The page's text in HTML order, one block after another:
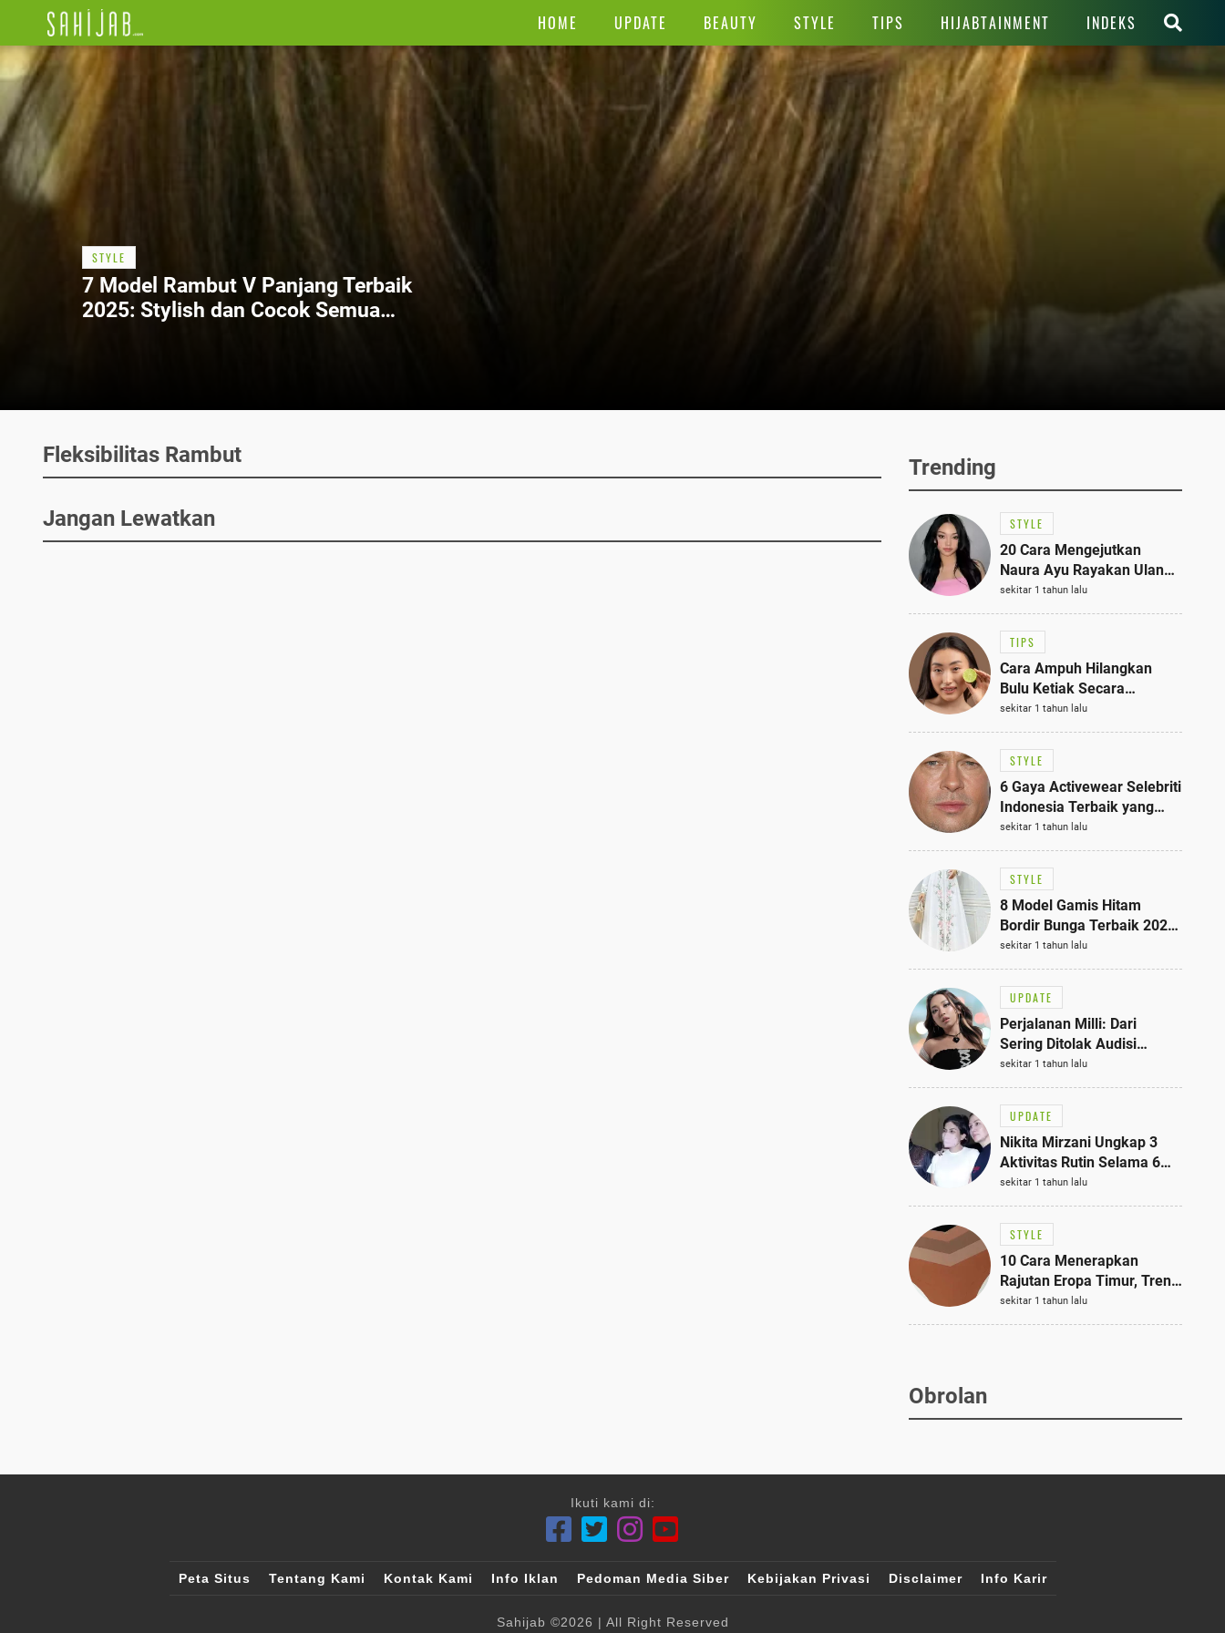
HOME UPDATE BEAUTY STYLE TIPS HIJABTAINMENT INDEKS
STYLE
7 Model Rambut V Panjang Terbaik
2025: Stylish dan Cocok Semua
Fleksibilitas Rambut
Jangan Lewatkan
Trending
STYLE
20 Cara Mengejutkan
Naura Ayu Rayakan Ulang
Tahun di Panti Asuhan,
Terlihat Anggun dengan
Kaftan Cokelat
sekitar 1 tahun lalu
TIPS
Cara Ampuh Hilangkan
Bulu Ketiak Secara
Permanen dalam 5
Langkah Sederhana
sekitar 1 tahun lalu
STYLE
6 Gaya Activewear Selebriti
Indonesia Terbaik yang
Bisa Jadi Inspirasi
Fashionmu
sekitar 1 tahun lalu
STYLE
8 Model Gamis Hitam
Bordir Bunga Terbaik 2025,
Stylish untuk Hangout
hingga Acara Semi-Formal
sekitar 1 tahun lalu
UPDATE
Perjalanan Milli: Dari
Sering Ditolak Audisi
hingga Menjadi Rapper Top
10 Thailand
sekitar 1 tahun lalu
UPDATE
Nikita Mirzani Ungkap 3
Aktivitas Rutin Selama 6
Bulan di Rutan Pondok
Bambu, Terungkap!
sekitar 1 tahun lalu
STYLE
10 Cara Menerapkan
Rajutan Eropa Timur, Tren
Mode Terbaik dan Paling
Dicari 2023
sekitar 1 tahun lalu
Obrolan
Ikuti kami di:
Peta Situs Tentang Kami Kontak Kami Info Iklan Pedoman Media Siber Kebijakan Privasi Disclaimer Info Karir
Sahijab ©2026 | All Right Reserved